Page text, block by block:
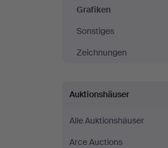
Grafiken
Sonstiges
Zeichnungen
Auktionshäuser
Alle Auktionshäuser
Arce Auctions